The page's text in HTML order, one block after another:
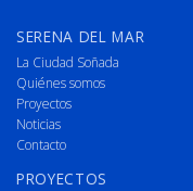
SERENA DEL MAR
La Ciudad Soñada
Quiénes somos
Proyectos
Noticias
Contacto
PROYECTOS